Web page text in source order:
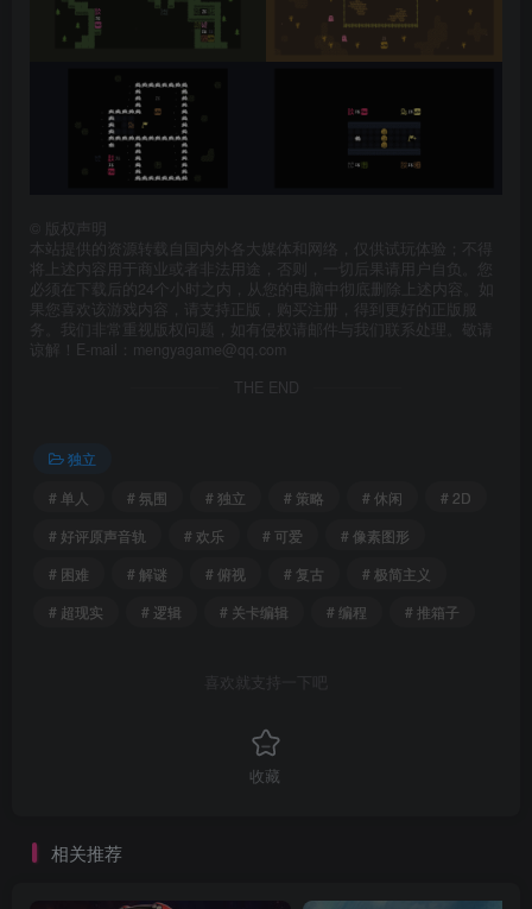
版权声明
本站提供的资源转载自国内外各大媒体和网络，仅供试玩体验；不得
将上述内容用于商业或者非法用途，否则，一切后果请用户自负。您
必须在下载后的24个小时之内，从您的电脑中彻底删除上述内容。如
果您喜欢该游戏内容，请支持正版，购买注册，得到更好的正版服
务。我们非常重视版权问题，如有侵权请邮件与我们联系处理。敬请
谅解！E-mail：mengyagame@qq.com
THE END
独立
# 单人
# 氛围 # 独立 # 策略 # 休闲
# 2D
# 好评原声音轨
# 欢乐 # 可爱
# 像素图形
# 困难
# 解谜 # 俯视 # 复古
# 极简主义
# 超现实
# 逻辑 # 关卡编辑 # 编程 # 推箱子
喜欢就支持一下吧
收藏
相关推荐